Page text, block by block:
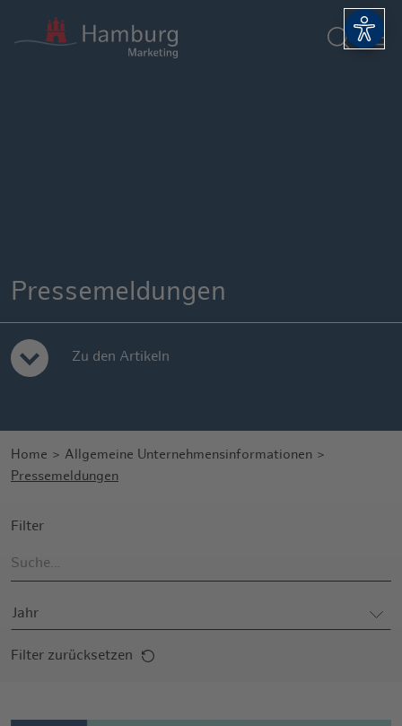
Pressemeldungen
Zu den Artikeln
Home
Allgemeine Unternehmensinformationen
Pressemeldungen
Filter
Suche…
Jahr
Filter zurücksetzen